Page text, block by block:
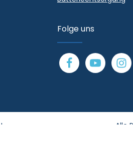
Folge uns
by Alle